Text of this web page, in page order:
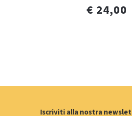
€ 24,00
Iscriviti alla nostra